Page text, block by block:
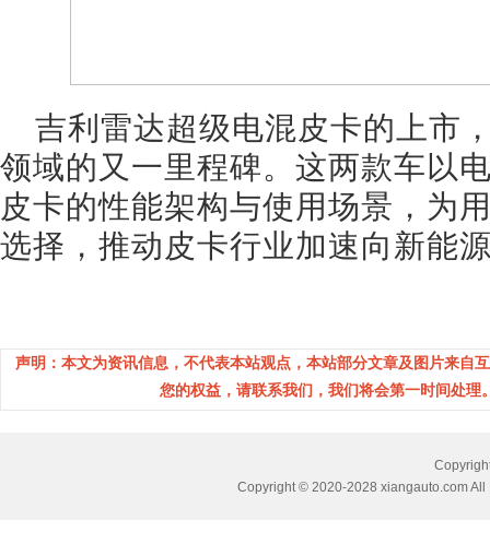
吉利雷达超级电混皮卡的上市
领域的又一里程碑。这两款车以
皮卡的性能架构与使用场景，为
选择，推动皮卡行业加速向新能
声明：本文为资讯信息，不代表本站观点，本站部分文章及图片来自
您的权益，请联系我们，我们将会第一时间处
Copyright © 2020-2028 xiangauto.com